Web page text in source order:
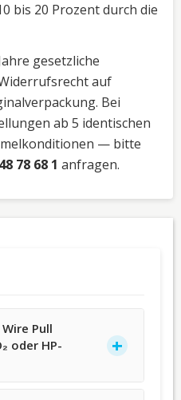
bis 20 Prozent durch die
gesetzliche
auf
Bei
ab 5 identischen
— bitte
78 68 1 anfragen.
Pull
oder HP-